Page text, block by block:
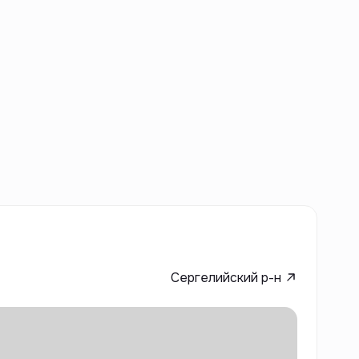
Сергелийский р-н